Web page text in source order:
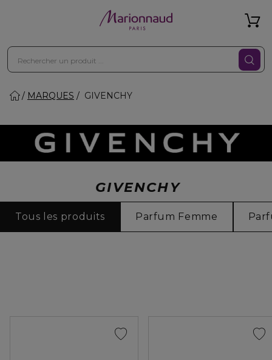
MARQUES GIVENCHY
GIVENCHY
Tous les produits Parfum Femme